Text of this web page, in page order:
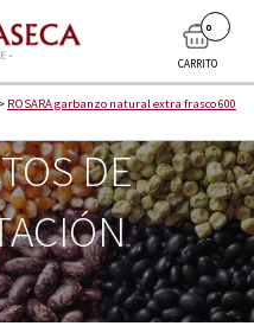
CARRITO
0
> ROSARA garbanzo natural extra frasco 600
DE